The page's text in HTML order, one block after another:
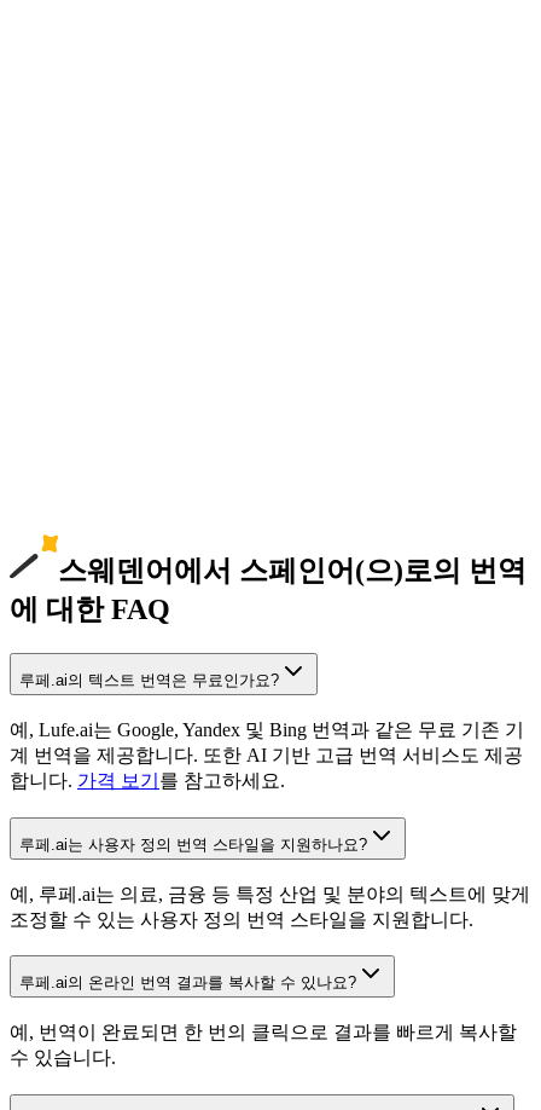
스웨덴어에서 스페인어(으)로의 번역
에 대한 FAQ
루페.ai의 텍스트 번역은 무료인가요?
예, Lufe.ai는 Google, Yandex 및 Bing 번역과 같은 무료 기존 기
계 번역을 제공합니다. 또한 AI 기반 고급 번역 서비스도 제공
합니다. 가격 보기 를 참고하세요.
루페.ai는 사용자 정의 번역 스타일을 지원하나요?
예, 루페.ai는 의료, 금융 등 특정 산업 및 분야의 텍스트에 맞게
조정할 수 있는 사용자 정의 번역 스타일을 지원합니다.
루페.ai의 온라인 번역 결과를 복사할 수 있나요?
예, 번역이 완료되면 한 번의 클릭으로 결과를 빠르게 복사할
수 있습니다.